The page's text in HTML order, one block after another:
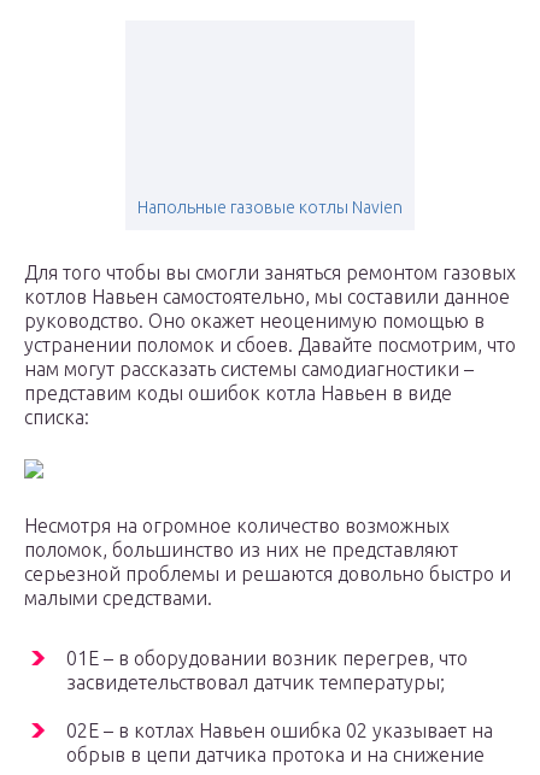
Напольные газовые котлы Navien
Для того чтобы вы смогли заняться ремонтом газовых
котлов Навьен самостоятельно, мы составили данное
руководство. Оно окажет неоценимую помощью в
устранении поломок и сбоев. Давайте посмотрим, что
нам могут рассказать системы самодиагностики –
представим коды ошибок котла Навьен в виде
списка:
Несмотря на огромное количество возможных
поломок, большинство из них не представляют
серьезной проблемы и решаются довольно быстро и
малыми средствами.
01E – в оборудовании возник перегрев, что
засвидетельствовал датчик температуры;
02E – в котлах Навьен ошибка 02 указывает на
обрыв в цепи датчика протока и на снижение